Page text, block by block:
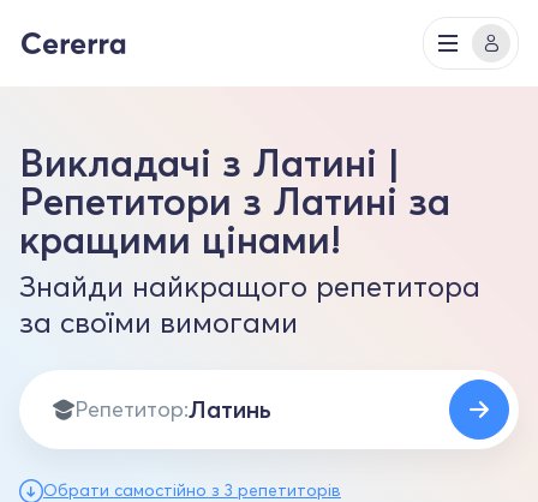
Викладачі з Латині |
Репетитори з Латині за
кращими цінами!
Знайди найкращого репетитора
за своїми вимогами
Репетитор:
Обрати самостійно з 3 репетиторів